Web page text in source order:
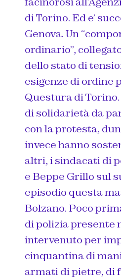
di Torino. Ed e’
Genova. Un
ordinario”,
dello stato di
esigenze di ordine
Questura di
di solidarietà da
con la protesta,
invece hanno
altri, i sindacati di
e Beppe Grillo sul
episodio questa
Bolzano. Poco
di polizia presente
intervenuto per
cinquantina di
armati di pietre, di